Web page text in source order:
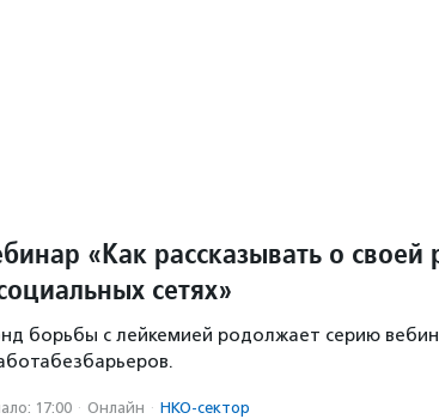
«Как рассказывать о своей
сетях»
борьбы с лейкемией родолжает серию
17:00 · Онлайн · НКО-сектор